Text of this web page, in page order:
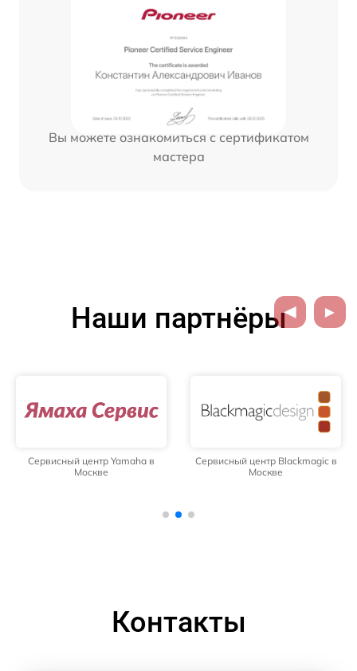
Вы можете ознакомиться с сертификатом
мастера
Наши партнёры
Сервисный центр Yamaha в
Москве
Сервисный центр Blackmagic в
Москве
Контакты